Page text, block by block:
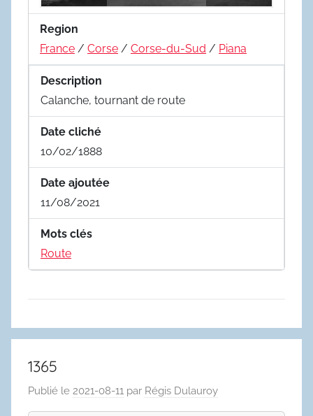
Region
France / Corse / Corse-du-Sud / Piana
Description
Calanche, tournant de route
Date cliché
10/02/1888
Date ajoutée
11/08/2021
Mots clés
Route
1365
Publié le 2021-08-11 par Régis Dulauroy